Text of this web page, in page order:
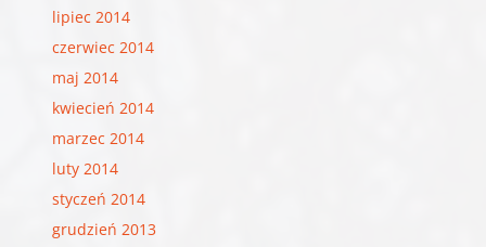
lipiec 2014
czerwiec 2014
maj 2014
kwiecień 2014
marzec 2014
luty 2014
styczeń 2014
grudzień 2013